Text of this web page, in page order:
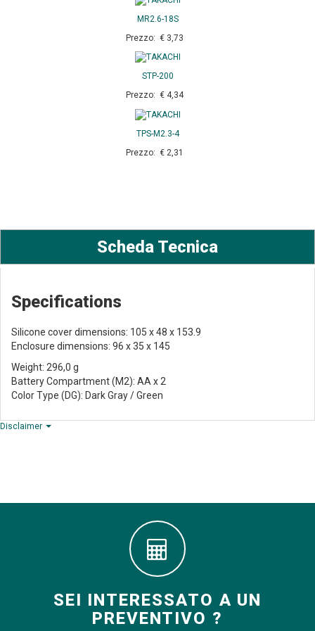
MR2.6-18S
Prezzo: € 3,73
STP-200
Prezzo: € 4,34
TPS-M2.3-4
Prezzo: € 2,31
Scheda Tecnica
Specifications
Silicone cover dimensions: 105 x 48 x 153.9
Enclosure dimensions: 96 x 35 x 145
Weight: 296,0 g
Battery Compartment (M2): AA x 2
Color Type (DG): Dark Gray / Green
Disclaimer
SEI INTERESSATO A UN
PREVENTIVO ?